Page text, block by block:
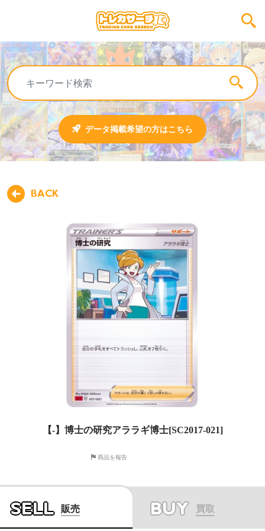
データ掲載希望の方はこちら
BACK
【-】博士の研究アララギ博士[SC2017-021]
商品を報告
SELL 販売 BUY 買取